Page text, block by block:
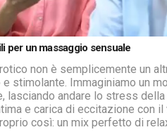
:
per un massaggio sensuale
non è semplicemente un
stimolante. Immaginiamo un
lasciando andare lo stress
e carica di eccitazione con
così: un mix perfetto di